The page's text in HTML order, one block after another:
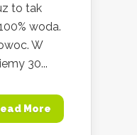
to tak
woda.
W
30...
More